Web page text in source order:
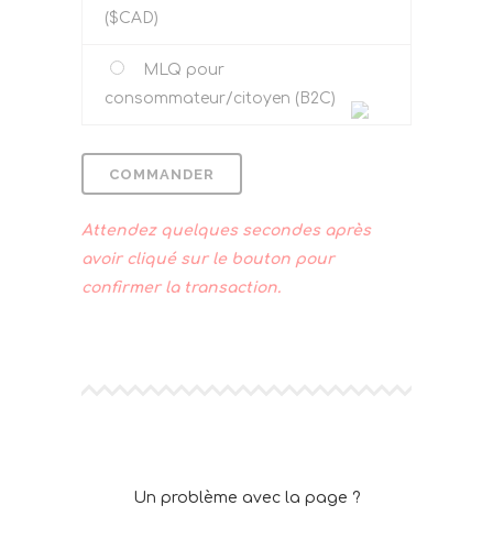
($CAD)
MLQ pour
consommateur/citoyen (B2C)
COMMANDER
Attendez quelques secondes après
avoir cliqué sur le bouton pour
confirmer la transaction.
Un problème avec la page ?